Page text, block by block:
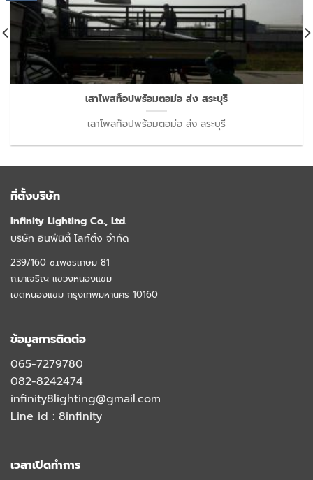
เสาโพสท็อปพร้อมตอม่อ ส่ง สระบุรี
เสาโพสท็อปพร้อมตอม่อ ส่ง สระบุรี
ที่ตั้งบริษัท
Infinity Lighting Co., Ltd.
บริษัท อินฟีนิตี้ ไลท์ติ้ง จำกัด
239/160 ซ.เพชรเกษม 81
ถ.มาเจริญ แขวงหนองแขม
เขตหนองแขม กรุงเทพมหานคร 10160
ข้อมูลการติดต่อ
065-7279780
082-8242474
infinity8lighting@gmail.com
Line id : 8infinity
เวลาเปิดทำการ